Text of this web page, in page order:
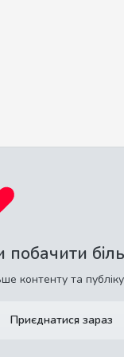
побачити
контенту та
Приєднатися зараз